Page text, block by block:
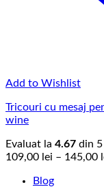
Add to Wishlist
Tricouri cu mesaj
wine
Evaluat la 4.67 din 5
109,00 lei – 145,00
Blog